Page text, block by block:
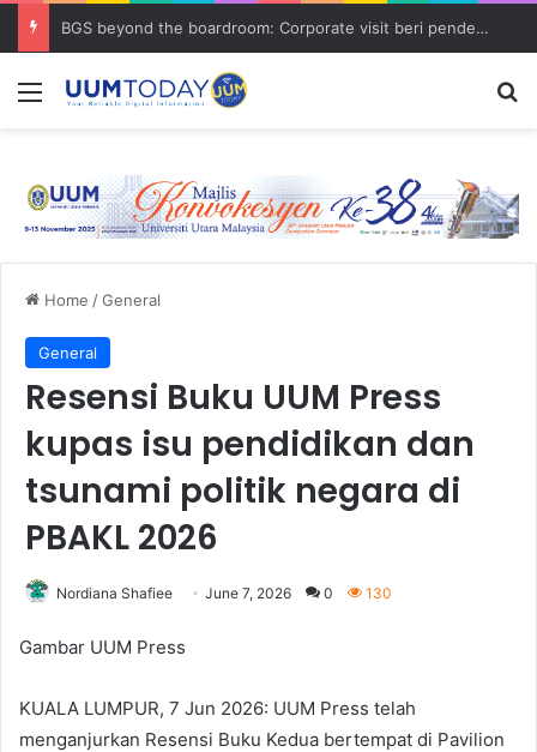
BGS beyond the boardroom: Corporate visit beri pendedahan dunia korporat kepada PELAJAR UUM
Menu
Home /General
General
Resensi Buku UUM Press
kupas isu pendidikan dan
tsunami politik negara di
PBAKL 2026
Nordiana Shafiee June 7, 2026 0 130
Gambar UUM Press
KUALA LUMPUR, 7 Jun 2026: UUM Press telah
menganjurkan Resensi Buku Kedua bertempat di Pavilion